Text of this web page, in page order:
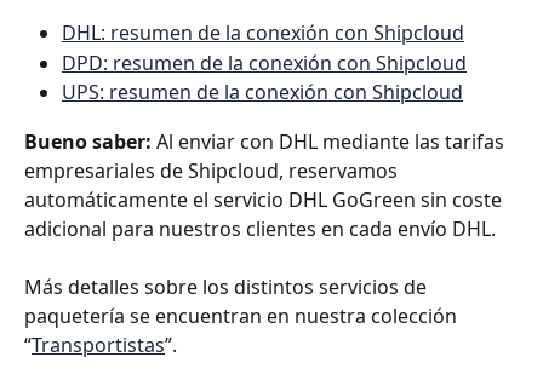
DHL: resumen de la conexión con Shipcloud
DPD: resumen de la conexión con Shipcloud
UPS: resumen de la conexión con Shipcloud
Bueno saber: Al enviar con DHL mediante las tarifas
empresariales de Shipcloud, reservamos
automáticamente el servicio DHL GoGreen sin coste
adicional para nuestros clientes en cada envío DHL.
Más detalles sobre los distintos servicios de
paquetería se encuentran en nuestra colección
“Transportistas”.